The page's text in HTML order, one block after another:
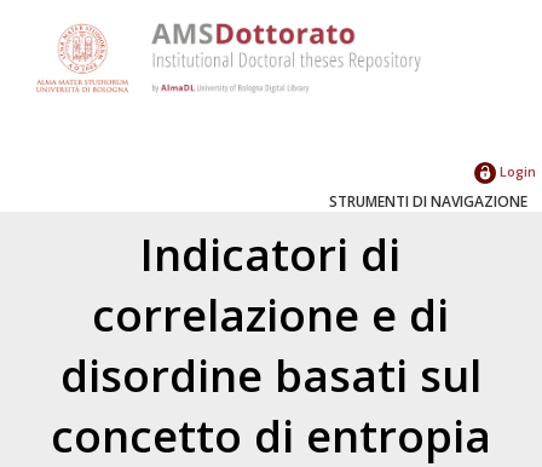
Login
STRUMENTI DI NAVIGAZIONE
Indicatori di
correlazione e di
disordine basati sul
concetto di entropia